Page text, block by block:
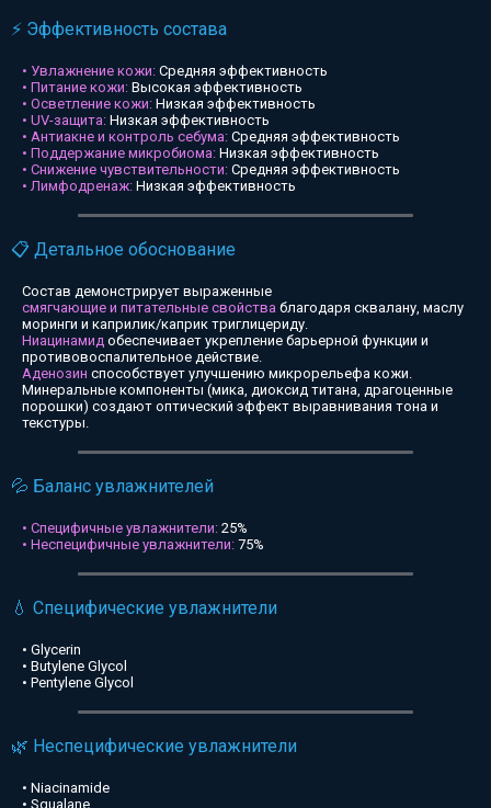
⚡ Эффективность состава
• Увлажнение кожи: Средняя эффективность
• Питание кожи: Высокая эффективность
• Осветление кожи: Низкая эффективность
• UV-защита: Низкая эффективность
• Антиакне и контроль себума: Средняя эффективность
• Поддержание микробиома: Низкая эффективность
• Снижение чувствительности: Средняя эффективность
• Лимфодренаж: Низкая эффективность
📋 Детальное обоснование
Состав демонстрирует выраженные
смягчающие и питательные свойства благодаря сквалану, маслу
моринги и каприлик/каприк триглицериду.
Ниацинамид обеспечивает укрепление барьерной функции и
противовоспалительное действие.
Аденозин способствует улучшению микрорельефа кожи.
Минеральные компоненты (мика, диоксид титана, драгоценные
порошки) создают оптический эффект выравнивания тона и
текстуры.
💦 Баланс увлажнителей
• Специфичные увлажнители: 25%
• Неспецифичные увлажнители: 75%
💧 Специфические увлажнители
• Glycerin
• Butylene Glycol
• Pentylene Glycol
🌿 Неспецифические увлажнители
• Niacinamide
• Squalane